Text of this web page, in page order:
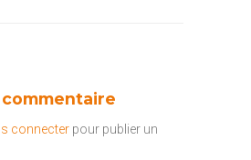
connecter pour publier un